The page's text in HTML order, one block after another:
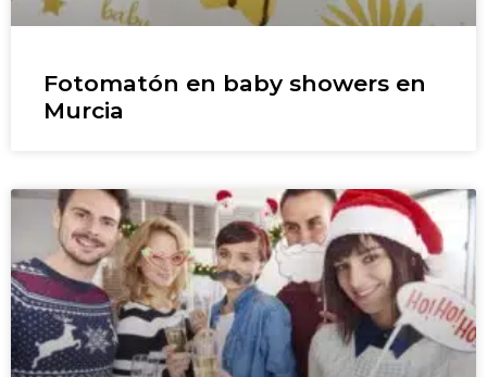
Fotomatón en baby showers en
Murcia